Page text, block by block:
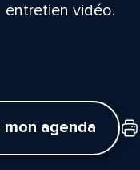
entretien vidéo.
agenda